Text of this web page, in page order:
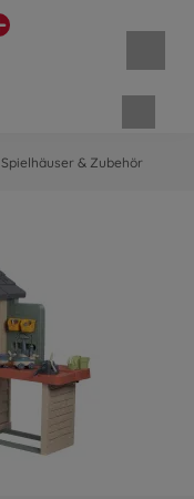
Spielhäuser & Zubehör